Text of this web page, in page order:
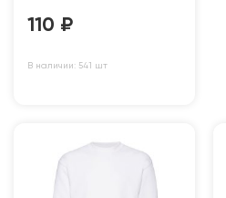
110 ₽
В наличии: 541 шт